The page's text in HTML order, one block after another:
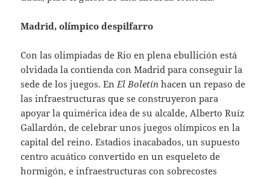
Madrid, olímpico despilfarro
Con las olimpiadas de Rio en plena ebullición está
olvidada la contienda con Madrid para conseguir la
sede de los juegos. En El Boletín hacen un repaso de
las infraestructuras que se construyeron para
apoyar la quimérica idea de su alcalde, Alberto Ruíz
Gallardón, de celebrar unos juegos olímpicos en la
capital del reino. Estadios inacabados, un supuesto
centro acuático convertido en un esqueleto de
hormigón, e infraestructuras con sobrecostes